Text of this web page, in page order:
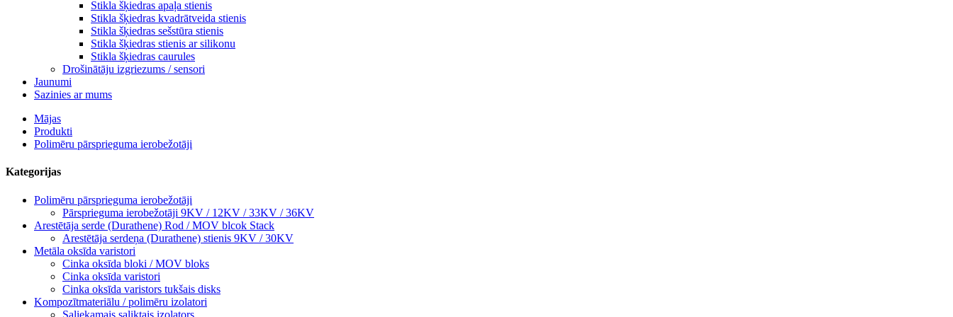
Stikla šķiedras apaļa stienis
Stikla šķiedras kvadrātveida stienis
Stikla šķiedras sešstūra stienis
Stikla šķiedras stienis ar silikonu
Stikla šķiedras caurules
Drošinātāju izgriezums / sensori
Jaunumi
Sazinies ar mums
Mājas
Produkti
Polimēru pārsprieguma ierobežotāji
Kategorijas
Polimēru pārsprieguma ierobežotāji
Pārsprieguma ierobežotāji 9KV / 12KV / 33KV / 36KV
Arestētāja serde (Durathene) Rod / MOV blcok Stack
Arestētāja serdeņa (Durathene) stienis 9KV / 30KV
Metāla oksīda varistori
Cinka oksīda bloki / MOV bloks
Cinka oksīda varistori
Cinka oksīda varistors tukšais disks
Kompozītmateriālu / polimēru izolatori
Saliekamais saliktais izolators